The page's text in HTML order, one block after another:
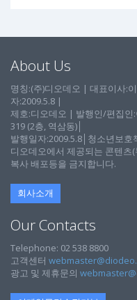
About Us
명칭:(주)디오데오 | 대표이사:
자:2009.5.8 |
제호:디오데오 | 발행인/편집인
319 (2층, 역삼동)│
발행일자:2009.5.8│청소년보호
디오데오에서 제공되는 콘텐츠
복사 배포등을 금지합니다.
회사소개
Our Contacts
Telephone: 02 538 8800
고객센터
광고 및 제휴문의